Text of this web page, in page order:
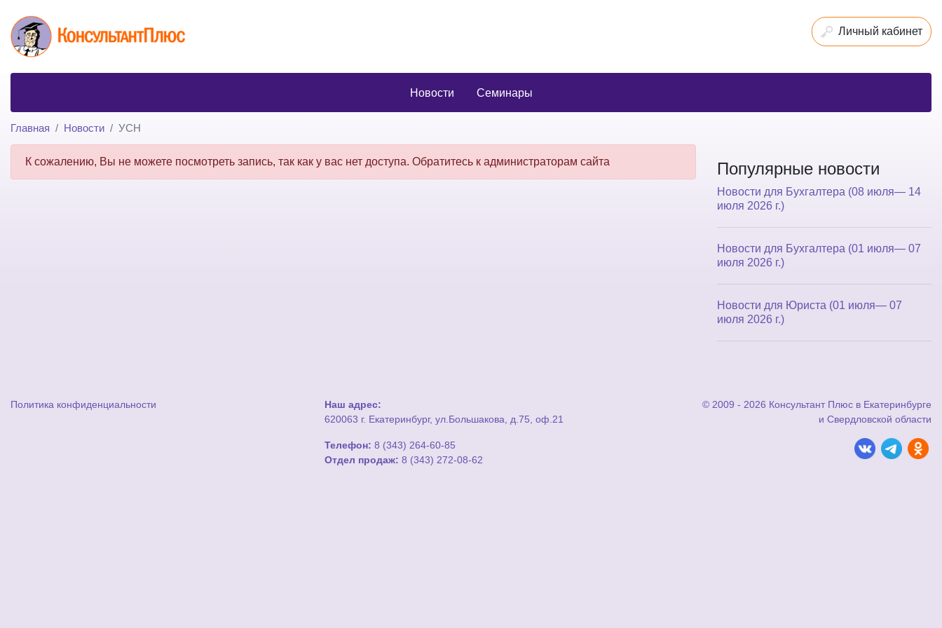
Личный кабинет
Новости Семинары
Главная Новости УСН
К сожалению, Вы не можете посмотреть запись, так как у вас нет доступа. Обратитесь к администраторам сайта Популярные новости
Новости для Бухгалтера (08 июля— 14
июля 2026 г.)
Новости для Бухгалтера (01 июля— 07
июля 2026 г.)
Новости для Юриста (01 июля— 07
июля 2026 г.)
Политика конфиденциальности
Наш адрес:
620063 г. Екатеринбург, ул.Большакова, д.75, оф.21
Телефон: 8 (343) 264-60-85
Отдел продаж: 8 (343) 272-08-62
© 2009 - 2026 Консультант Плюс в Екатеринбурге
и Свердловской области